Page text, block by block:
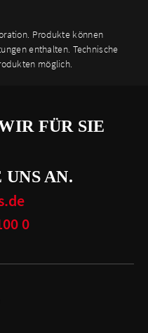
Produkte können
enthalten. Technische
möglich.
FÜR SIE
UNS AN.
0